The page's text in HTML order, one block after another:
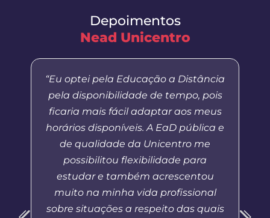
Depoimentos
Nead Unicentro
“Eu optei pela Educação a Distância
pela disponibilidade de tempo, pois
ficaria mais fácil adaptar aos meus
horários disponíveis. A EaD pública e
de qualidade da Unicentro me
possibilitou flexibilidade para
estudar e também acrescentou
muito na minha vida profissional
sobre situações a respeito das quais